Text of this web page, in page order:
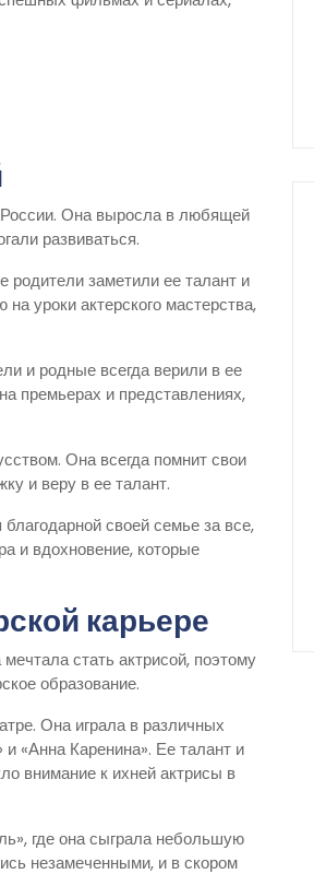
России. Она выросла в любящей
развиваться.
родители заметили ее талант и
уроки актерского мастерства,
и родные всегда верили в ее
премьерах и представлениях,
Она всегда помнит свои
и веру в ее талант.
своей семье за все,
и вдохновение, которые
карьере
стать актрисой, поэтому
образование.
Она играла в различных
и «Анна Каренина». Ее талант и
внимание к ихней актрисы в
где она сыграла небольшую
незамеченными, и в скором